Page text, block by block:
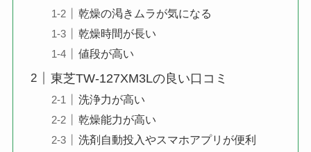
乾燥の渇きムラが気になる
乾燥時間が長い
値段が高い
東芝TW-127XM3Lの良い口コミ
洗浄力が高い
乾燥能力が高い
洗剤自動投入やスマホアプリが便利